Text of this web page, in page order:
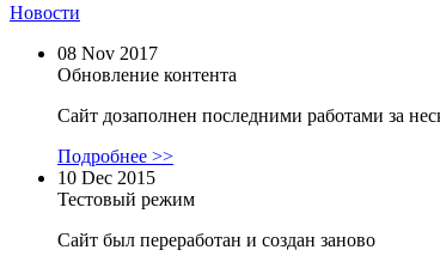
Новости
08 Nov 2017
Обновление контента
Сайт дозаполнен последними работами за
Подробнее >>
10 Dec 2015
Тестовый режим
Сайт был переработан и создан заново